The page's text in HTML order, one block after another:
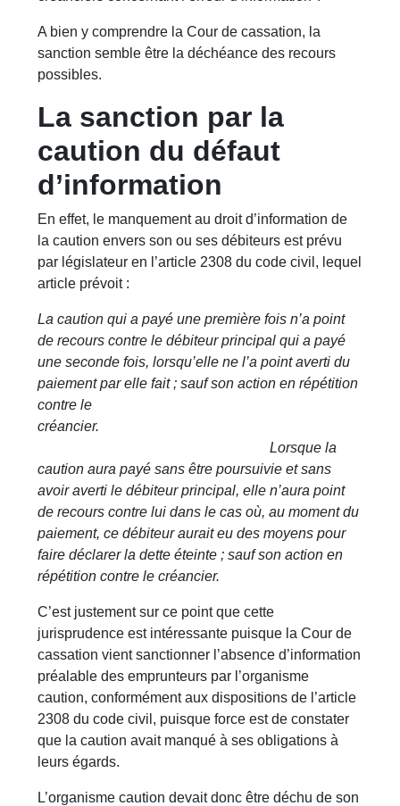
A bien y comprendre la Cour de cassation, la
sanction semble être la déchéance des recours
possibles.
La sanction par la
caution du défaut
d’information
En effet, le manquement au droit d’information de
la caution envers son ou ses débiteurs est prévu
par législateur en l’article 2308 du code civil, lequel
article prévoit :
La caution qui a payé une première fois n’a point
de recours contre le débiteur principal qui a payé
une seconde fois, lorsqu’elle ne l’a point averti du
paiement par elle fait ; sauf son action en répétition
contre le
créancier.
Lorsque la
caution aura payé sans être poursuivie et sans
avoir averti le débiteur principal, elle n’aura point
de recours contre lui dans le cas où, au moment du
paiement, ce débiteur aurait eu des moyens pour
faire déclarer la dette éteinte ; sauf son action en
répétition contre le créancier.
C’est justement sur ce point que cette
jurisprudence est intéressante puisque la Cour de
cassation vient sanctionner l’absence d’information
préalable des emprunteurs par l’organisme
caution, conformément aux dispositions de l’article
2308 du code civil, puisque force est de constater
que la caution avait manqué à ses obligations à
leurs égards.
L’organisme caution devait donc être déchu de son